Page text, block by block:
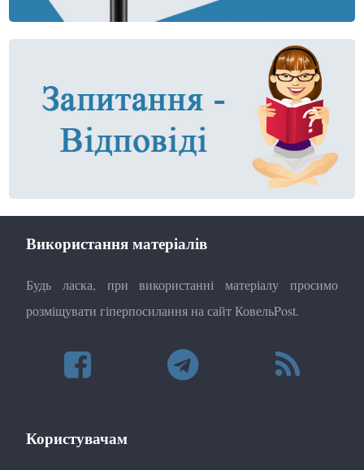
Використання матеріалів
Будь ласка, при використанні матеріалу просимо
розміщувати гіперпосилання на сайт КовельPost.
Користувачам